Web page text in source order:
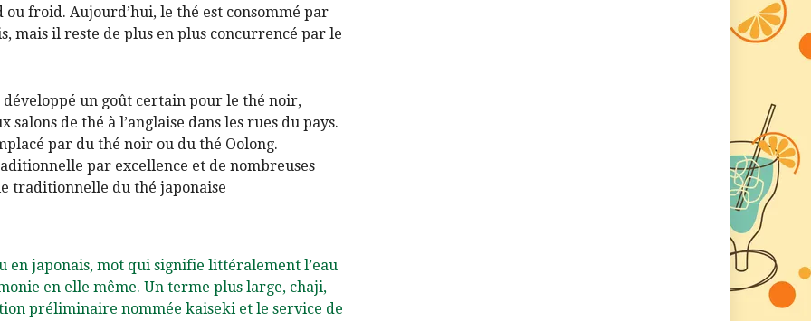
ou froid. Aujourd’hui, le thé est consommé par
mais il reste de plus en plus concurrencé par le
développé un goût certain pour le thé noir,
de thé à l’anglaise dans les rues du pays.
par du thé noir ou du thé Oolong.
par excellence et de nombreuses
traditionnelle du thé japonaise
en japonais, mot qui signifie littéralement l’eau
en elle même. Un terme plus large, chaji,
préliminaire nommée kaiseki et le service de